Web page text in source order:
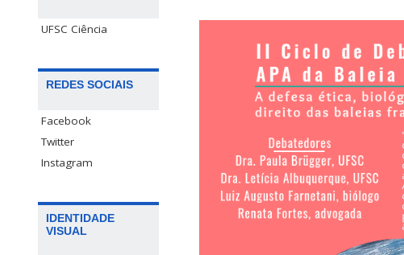
UFSC Ciência
REDES SOCIAIS
Facebook
Twitter
Instagram
IDENTIDADE
VISUAL